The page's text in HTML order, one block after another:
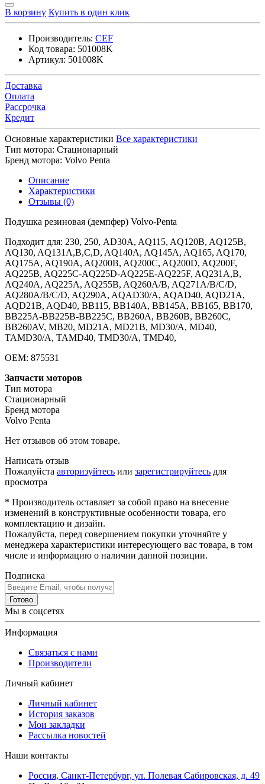
В корзину Купить в один клик
Производитель: CEF
Код товара: 501008K
Артикул: 501008K
Доставка
Оплата
Рассрочка
Кредит
Основные характеристики Все характеристики
Тип мотора: Стационарный
Бренд мотора: Volvo Penta
Описание
Характеристики
Отзывы (0)
Подушка резиновая (демпфер) Volvo-Penta
Подходит для: 230, 250, AD30A, AQ115, AQ120B, AQ125B,
AQ130, AQ131A,B,C,D, AQ140A, AQ145A, AQ165, AQ170,
AQ175A, AQ190A, AQ200B, AQ200C, AQ200D, AQ200F,
AQ225B, AQ225C-AQ225D-AQ225E-AQ225F, AQ231A,B,
AQ240A, AQ225A, AQ255B, AQ260A/B, AQ271A/B/C/D,
AQ280A/B/C/D, AQ290A, AQAD30/A, AQAD40, AQD21A,
AQD21B, AQD40, BB115, BB140A, BB145A, BB165, BB170,
BB225A-BB225B-BB225C, BB260A, BB260B, BB260C,
BB260AV, MB20, MD21A, MD21B, MD30/A, MD40,
TAMD30/A, TAMD40, TMD30/A, TMD40,
OEM: 875531
Запчасти моторов
Тип мотора
Стационарный
Бренд мотора
Volvo Penta
Нет отзывов об этом товаре.
Написать отзыв
Пожалуйста авторизуйтесь или зарегистрируйтесь для
просмотра
* Производитель оставляет за собой право на внесение
изменений в конструктивные особенности товара, его
комплектацию и дизайн.
Пожалуйста, перед совершением покупки уточняйте у
менеджера характеристики интересующего вас товара, в том
числе и информацию о наличии данной позиции.
Подписка
Готово
Мы в соцсетях
Информация
Связаться с нами
Производители
Личный кабинет
Личный кабинет
История заказов
Мои закладки
Рассылка новостей
Наши контакты
Россия, Санкт-Петербург, ул. Полевая Сабировская, д. 49